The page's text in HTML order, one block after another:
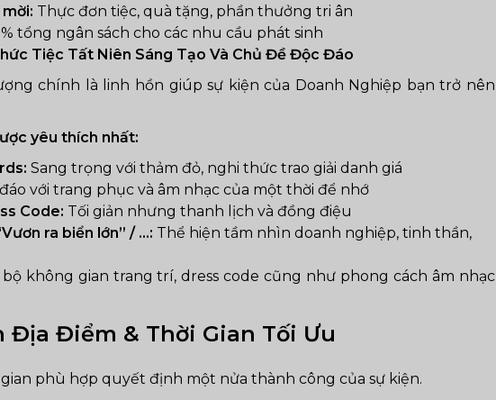
Thực đơn tiệc, quà tặng, phần thưởng tri ân
tổng ngân sách cho các nhu cầu phát sinh
Tiệc Tất Niên Sáng Tạo Và Chủ Đề Độc Đáo
chính là linh hồn giúp sự kiện của Doanh Nghiệp bạn trở nên
yêu thích nhất:
Sang trọng với thảm đỏ, nghi thức trao giải danh giá
với trang phục và âm nhạc của một thời để nhớ
Code: Tối giản nhưng thanh lịch và đồng điệu
ra biển lớn” / …: Thể hiện tầm nhìn doanh nghiệp, tinh thần,
không gian trang trí, dress code cũng như phong cách âm nhạc
Địa Điểm & Thời Gian Tối Ưu
phù hợp quyết định một nửa thành công của sự kiện.